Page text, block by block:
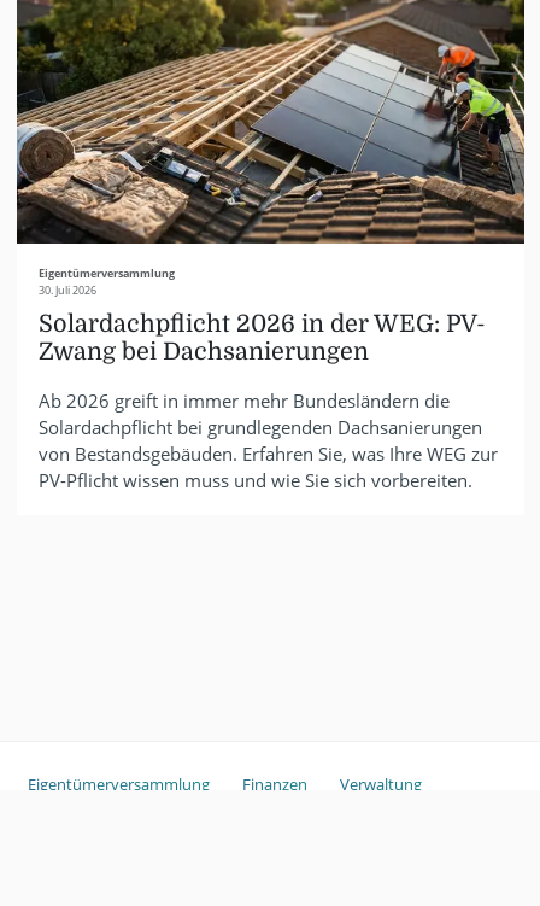
Eigentümerversammlung
30. Juli 2026
Solardachpflicht 2026 in der WEG: PV-
Zwang bei Dachsanierungen
Ab 2026 greift in immer mehr Bundesländern die
Solardachpflicht bei grundlegenden Dachsanierungen
von Bestandsgebäuden. Erfahren Sie, was Ihre WEG zur
PV-Pflicht wissen muss und wie Sie sich vorbereiten.
Eigentümerversammlung Finanzen
Verwaltung